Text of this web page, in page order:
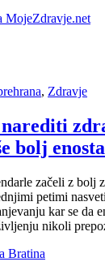
MojeZdravje.net
, Zdravje
narediti
bolj
začeli z bolj
petimi
kar se da
nikoli
Bratina